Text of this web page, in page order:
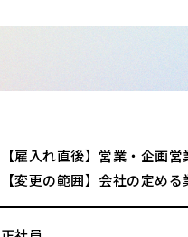
【雇入れ直後】営業・企画
【変更の範囲】会社の定める